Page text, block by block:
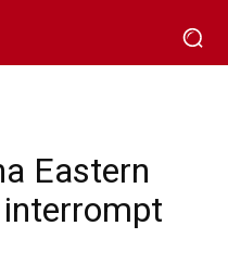
Eastern